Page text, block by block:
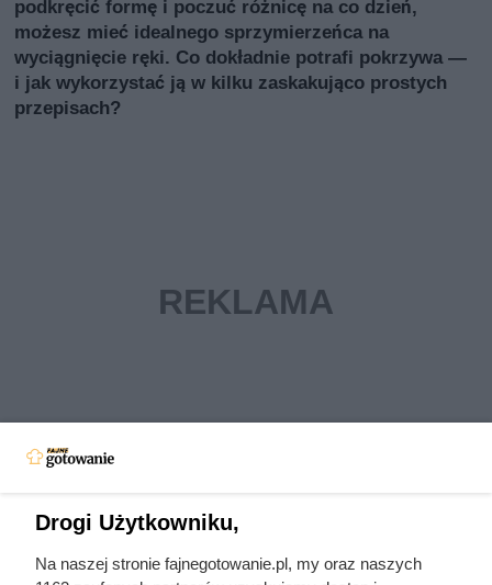
podkręcić formę i poczuć różnicę na co dzień,
możesz mieć idealnego sprzymierzeńca na
wyciągnięcie ręki. Co dokładnie potrafi pokrzywa —
i jak wykorzystać ją w kilku zaskakująco prostych
przepisach?
Drogi Użytkowniku,
Na naszej stronie fajnegotowanie.pl, my oraz naszych